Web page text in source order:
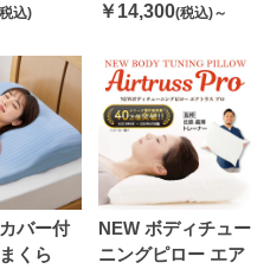
込)
￥14,300(税込)～
バー付
くら
NEW ボディチュー
ニングピロー エア